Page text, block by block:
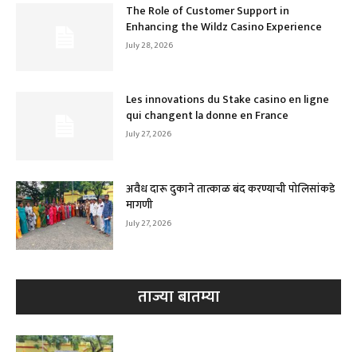
The Role of Customer Support in
Enhancing the Wildz Casino Experience
July 28, 2026
Les innovations du Stake casino en ligne
qui changent la donne en France
July 27, 2026
अवैध दारू दुकाने तात्काळ बंद करण्याची पोलिसांकडे
मागणी
July 27, 2026
ताज्या बातम्या